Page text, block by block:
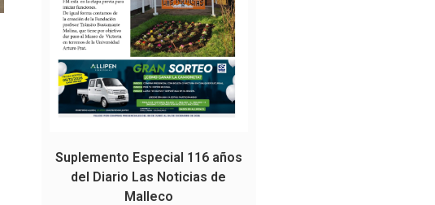
Suplemento Especial 116 años
del Diario Las Noticias de
Malleco